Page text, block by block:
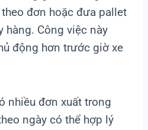
đơn hoặc đưa pallet
hàng. Công việc này
động hơn trước giờ xe
nhiều đơn xuất trong
ngày có thể hợp lý